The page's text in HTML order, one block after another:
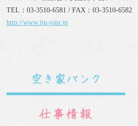
TEL：03-3510-6581 / FAX：03-3510-6582
http://www.iju-join.jp